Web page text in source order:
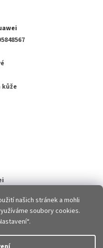
našich stránek a mohli
soubory cookies.
kůže